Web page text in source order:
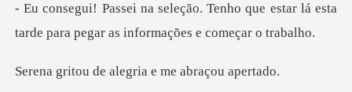
ho que estar lá esta
tarde para pegar
e alegria e me